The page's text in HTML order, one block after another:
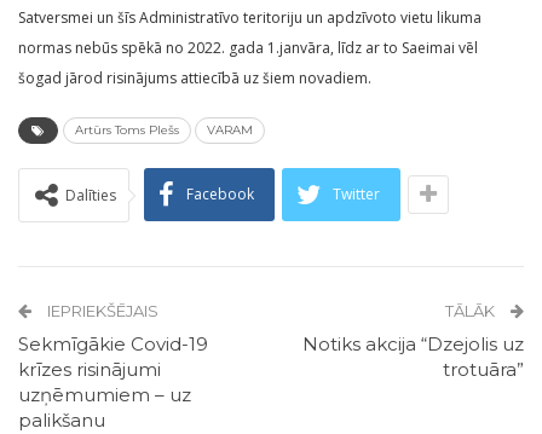
Satversmei un šīs Administratīvo teritoriju un apdzīvoto vietu likuma
normas nebūs spēkā no 2022. gada 1.janvāra, līdz ar to Saeimai vēl
šogad jārod risinājums attiecībā uz šiem novadiem.
Artūrs Toms Plešs VARAM
Dalīties Facebook Twitter
IEPRIEKŠĒJAIS
Sekmīgākie Covid-19
krīzes risinājumi
uzņēmumiem – uz
palikšanu
TĀLĀK
Notiks akcija “Dzejolis uz
trotuāra”